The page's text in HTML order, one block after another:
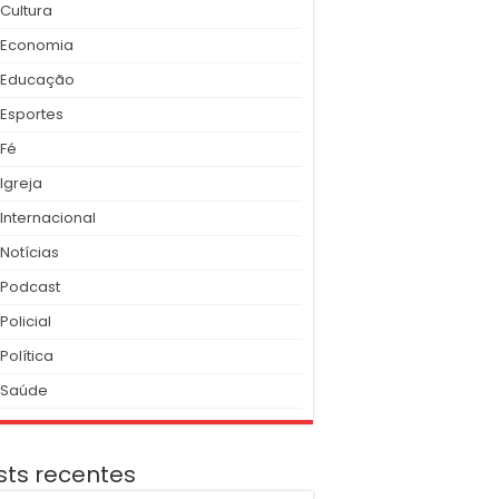
Cultura
Economia
Educação
Esportes
Fé
Igreja
Internacional
Notícias
Podcast
Policial
Política
Saúde
recentes